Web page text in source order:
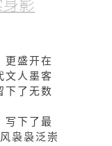
更盛开在
文人墨客
下了无数
写下了最
袅袅泛崇